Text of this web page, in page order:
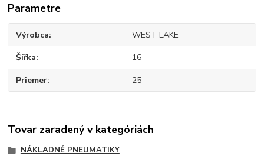
Parametre
Výrobca WEST LAKE
Šířka 16
Priemer 25
Tovar zaradený v kategóriách
NÁKLADNÉ PNEUMATIKY